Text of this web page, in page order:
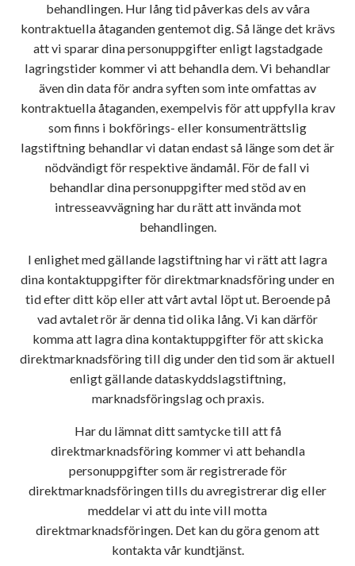
behandlingen. Hur lång tid påverkas dels av våra
kontraktuella åtaganden gentemot dig. Så länge det krävs
att vi sparar dina personuppgifter enligt lagstadgade
lagringstider kommer vi att behandla dem. Vi behandlar
även din data för andra syften som inte omfattas av
kontraktuella åtaganden, exempelvis för att uppfylla krav
som finns i bokförings- eller konsumenträttslig
lagstiftning behandlar vi datan endast så länge som det är
nödvändigt för respektive ändamål. För de fall vi
behandlar dina personuppgifter med stöd av en
intresseavvägning har du rätt att invända mot
behandlingen.
I enlighet med gällande lagstiftning har vi rätt att lagra
dina kontaktuppgifter för direktmarknadsföring under en
tid efter ditt köp eller att vårt avtal löpt ut. Beroende på
vad avtalet rör är denna tid olika lång. Vi kan därför
komma att lagra dina kontaktuppgifter för att skicka
direktmarknadsföring till dig under den tid som är aktuell
enligt gällande dataskyddslagstiftning,
marknadsföringslag och praxis.
Har du lämnat ditt samtycke till att få
direktmarknadsföring kommer vi att behandla
personuppgifter som är registrerade för
direktmarknadsföringen tills du avregistrerar dig eller
meddelar vi att du inte vill motta
direktmarknadsföringen. Det kan du göra genom att
kontakta vår kundtjänst.